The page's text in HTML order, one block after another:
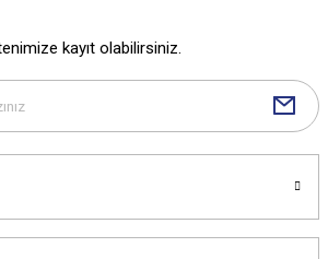
alternatifler olmalı.
kayıt olabilirsiniz.